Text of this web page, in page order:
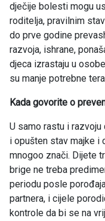
dječije bolesti mogu
roditelja, pravilnim
do prve godine
razvoja, ishrane,
djeca izrastaju u
su manje potrebne
Kada govorite o
U samo rastu i
i opušten stav majke i
mnogoo znači. Dijete
brige ne treba
periodu posle
partnera, i cijele
kontrole da bi se na